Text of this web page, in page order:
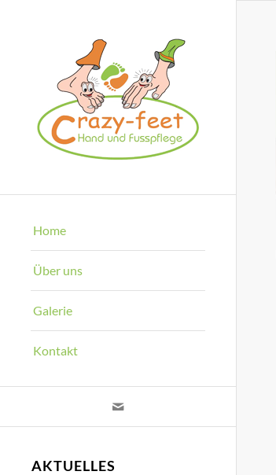
Home
Über uns
Galerie
Kontakt
AKTUELLES